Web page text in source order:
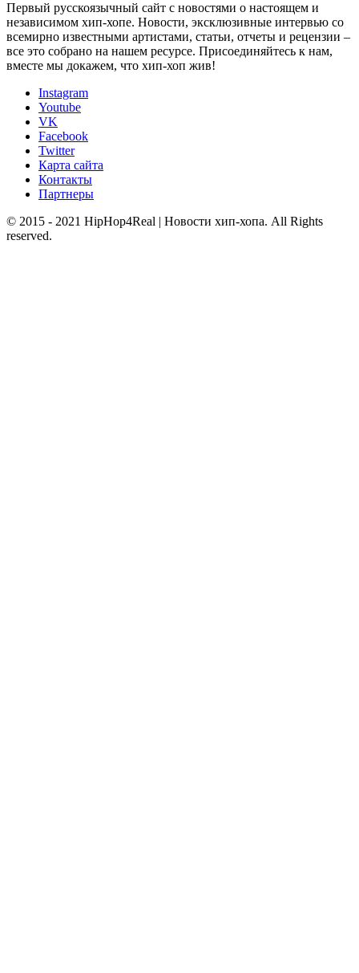
Первый русскоязычный сайт с новостями о настоящем и
независимом хип-хопе. Новости, эксклюзивные интервью со
всемирно известными артистами, статьи, отчеты и рецензии –
все это собрано на нашем ресурсе. Присоединяйтесь к нам,
вместе мы докажем, что хип-хоп жив!
Instagram
Youtube
VK
Facebook
Twitter
Карта сайта
Контакты
Партнеры
© 2015 - 2021 HipHop4Real | Новости хип-хопа. All Rights
reserved.